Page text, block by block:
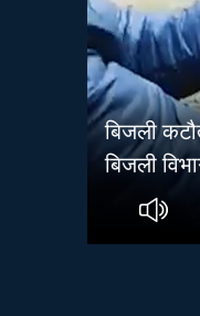
बिजली
बिजली